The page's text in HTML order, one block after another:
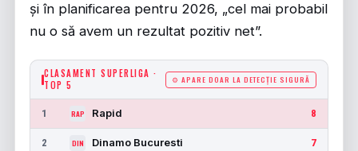
și în planificarea pentru 2026, „cel mai probabil
nu o să avem un rezultat pozitiv net”.
CLASAMENT SUPERLIGA ·
TOP 5
⚙ APARE DOAR LA DETECȚIE SIGURĂ
1 RAP Rapid 8
2 DIN Dinamo Bucuresti 7